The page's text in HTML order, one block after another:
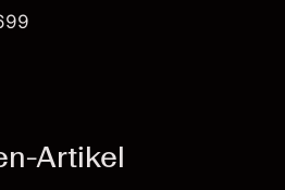
Artikel